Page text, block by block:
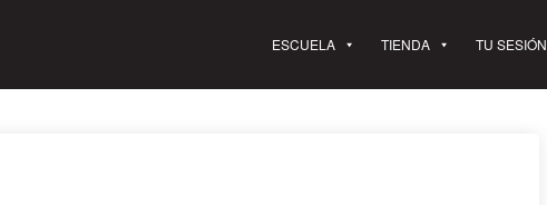
ESCUELA TIENDA TU SESIÓN